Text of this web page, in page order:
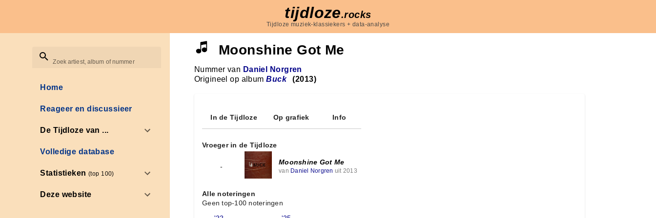
tijdloze.rocks
Tijdloze muziek-klassiekers + data-analyse
Zoek artiest, album of nummer
Home
Reageer en discussieer
De Tijdloze van ...
Volledige database
Statistieken(top 100)
Deze website
Moonshine Got Me
Nummer van Daniel Norgren
Origineel op albumBuck (2013)
In de Tijdloze Op grafiek Info
Vroeger in de Tijdloze
-
Moonshine Got Me
van Daniel Norgren uit 2013
Alle noteringen
Geen top-100 noteringen